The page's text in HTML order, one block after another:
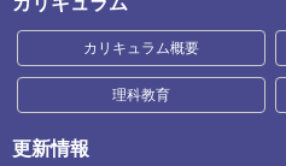
カリキュラム概要
理科教育
更新情報